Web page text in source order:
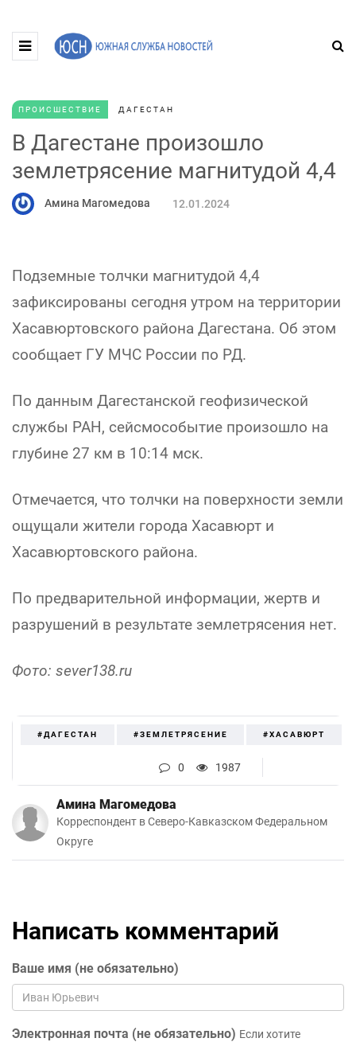
ПРОИСШЕСТВИЕ ДАГЕСТАН
В Дагестане произошло
землетрясение магнитудой 4,4
Амина Магомедова 12.01.2024
Подземные толчки магнитудой 4,4
зафиксированы сегодня утром на территории
Хасавюртовского района Дагестана. Об этом
сообщает ГУ МЧС России по РД.
По данным Дагестанской геофизической
службы РАН, сейсмособытие произошло на
глубине 27 км в 10:14 мск.
Отмечается, что толчки на поверхности земли
ощущали жители города Хасавюрт и
Хасавюртовского района.
По предварительной информации, жертв и
разрушений в результате землетрясения нет.
Фото: sever138.ru
#ДАГЕСТАН #ЗЕМЛЕТРЯСЕНИЕ #ХАСАВЮРТ
0 1987
Амина Магомедова
Корреспондент в Северо-Кавказском Федеральном
Округе
Написать комментарий
Ваше имя (не обязательно)
Электронная почта (не обязательно) Если хотите